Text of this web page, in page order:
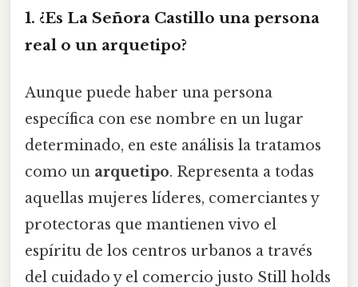
1. ¿Es La Señora Castillo una persona
real o un arquetipo?
Aunque puede haber una persona
específica con ese nombre en un lugar
determinado, en este análisis la tratamos
como un arquetipo. Representa a todas
aquellas mujeres líderes, comerciantes y
protectoras que mantienen vivo el
espíritu de los centros urbanos a través
del cuidado y el comercio justo Still holds